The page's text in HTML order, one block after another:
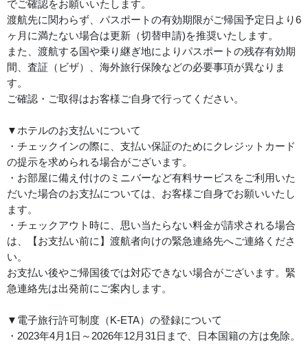
でご確認をお願いいたします。
渡航先に関わらず、パスポートの有効期限がご帰国予定日より6
ヶ月に満たない場合は更新（切替申請)を推奨いたします。
また、渡航する国や乗り継ぎ地によりパスポートの残存有効期
間、査証（ビザ）、海外旅行保険などの必要事項が異なりま
す。
ご確認・ご取得はお客様ご自身で行ってください。
▼ホテルのお支払いについて
・チェックインの際に、支払い保証のためにクレジットカード
の提示を求められる場合がございます。
・お部屋に備え付けのミニバーなど有料サービスをご利用いた
だいた場合のお支払については、お客様ご自身でお願いいたし
ます。
・チェックアウト時に、思い当たらない料金が請求される場合
は、【お支払い前に】渡航者向けの緊急連絡先へご連絡くださ
い。
お支払い後やご帰国後では対応できない場合がございます。緊
急連絡先は出発前にご案内します。
▼電子旅行許可制度（K-ETA）の登録について
・2023年4月1日～2026年12月31日まで、日本国籍の方は免除。